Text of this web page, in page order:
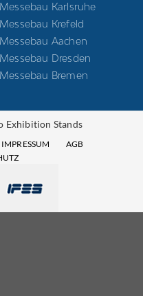
Messebau Karlsruhe
Messebau Krefeld
Messebau Aachen
Messebau Dresden
Messebau Bremen
Exhibition Stands
IMPRESSUM
AGB